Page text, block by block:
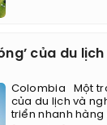
của du
Colombia Một
của du lịch và
triển nhanh hàng